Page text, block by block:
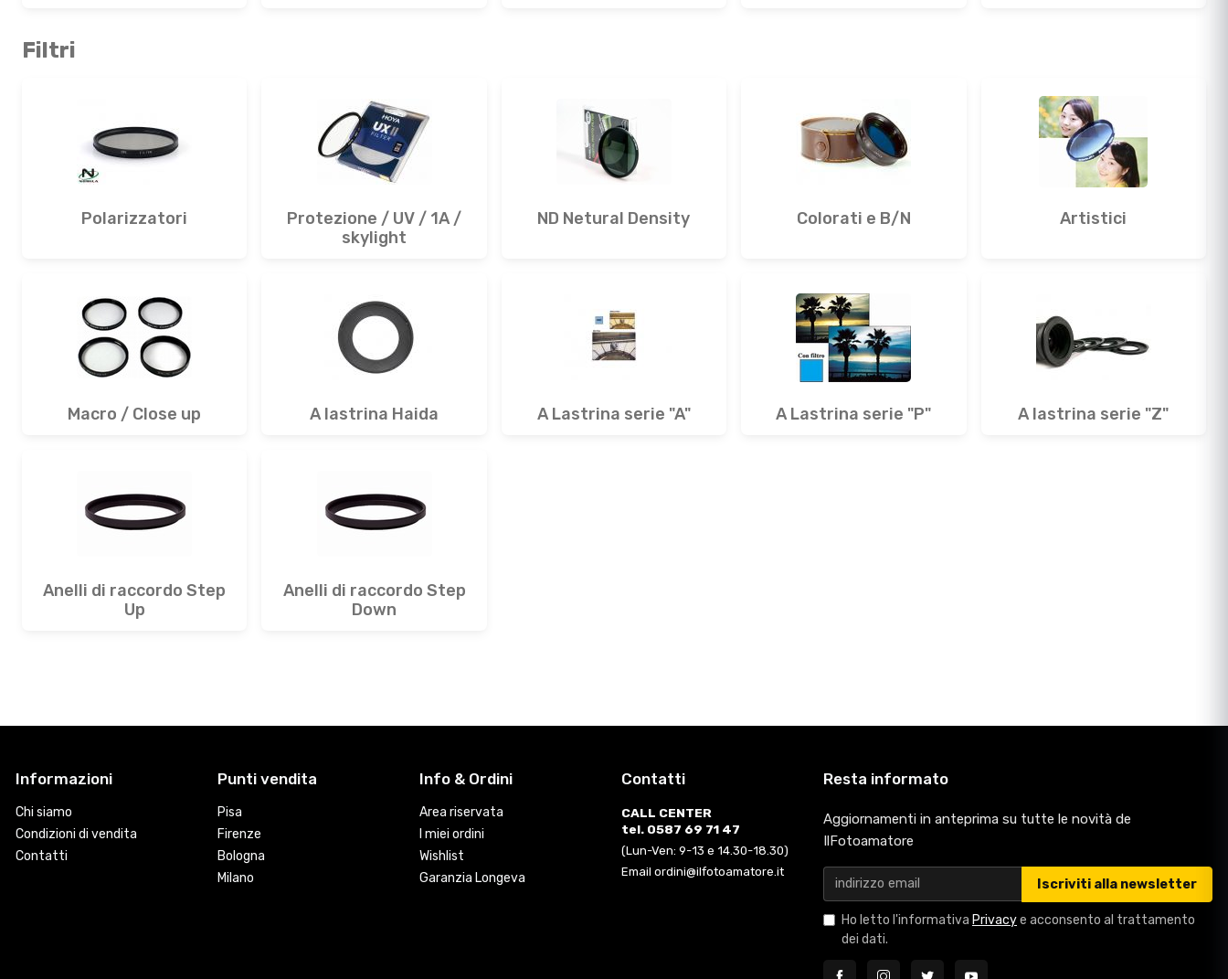
Filtri
Polarizzatori
Protezione / UV / 1A /
skylight
ND Netural Density Colorati e B/N Artistici
Macro / Close up A lastrina Haida A Lastrina serie "A" A Lastrina serie "P" A lastrina serie "Z"
Anelli di raccordo Step
Up
Anelli di raccordo Step
Down
Informazioni
Chi siamo
Condizioni di vendita
Contatti
Punti vendita
Pisa
Firenze
Bologna
Milano
Info & Ordini
Area riservata
I miei ordini
Wishlist
Garanzia Longeva
Contatti
CALL CENTER
tel. 0587 69 71 47
(Lun-Ven: 9-13 e 14.30-18.30)
Email ordini@ilfotoamatore.it
Resta informato
Aggiornamenti in anteprima su tutte le novità de
IlFotoamatore
Iscriviti alla newsletter
Ho letto l'informativa Privacye acconsento al trattamento
dei dati.